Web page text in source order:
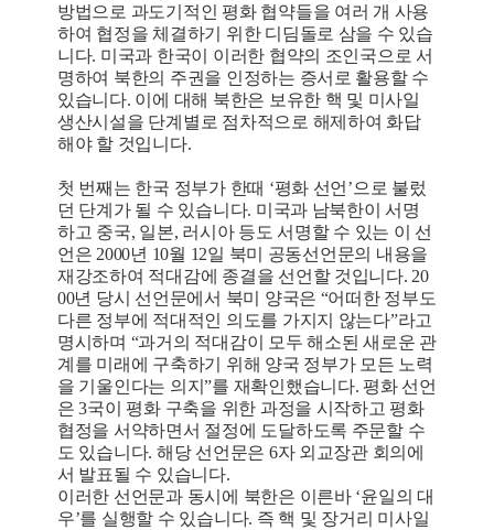
방법으로 과도기적인 평화 협약들을 여러 개 사용
하여 협정을 체결하기 위한 디딤돌로 삼을 수 있습
니다. 미국과 한국이 이러한 협약의 조인국으로 서
명하여 북한의 주권을 인정하는 증서로 활용할 수
있습니다. 이에 대해 북한은 보유한 핵 및 미사일
생산시설을 단계별로 점차적으로 해제하여 화답
해야 할 것입니다.
첫 번째는 한국 정부가 한때 ‘평화 선언’으로 불렀
던 단계가 될 수 있습니다. 미국과 남북한이 서명
하고 중국, 일본, 러시아 등도 서명할 수 있는 이 선
언은 2000년 10월 12일 북미 공동선언문의 내용을
재강조하여 적대감에 종결을 선언할 것입니다. 20
00년 당시 선언문에서 북미 양국은 “어떠한 정부도
다른 정부에 적대적인 의도를 가지지 않는다”라고
명시하며 “과거의 적대감이 모두 해소된 새로운 관
계를 미래에 구축하기 위해 양국 정부가 모든 노력
을 기울인다는 의지”를 재확인했습니다. 평화 선언
은 3국이 평화 구축을 위한 과정을 시작하고 평화
협정을 서약하면서 절정에 도달하도록 주문할 수
도 있습니다. 해당 선언문은 6자 외교장관 회의에
서 발표될 수 있습니다.
이러한 선언문과 동시에 북한은 이른바 ‘윤일의 대
우’를 실행할 수 있습니다. 즉 핵 및 장거리 미사일